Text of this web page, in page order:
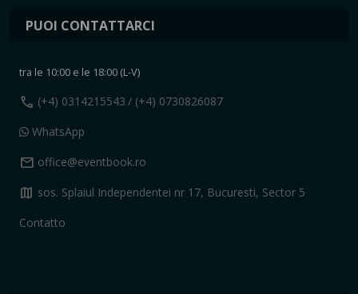
PUOI CONTATTARCI
tra le 10:00 e le 18:00 (L-V)
call (+4) 0314215543 / (+4) 0730826087
WhatsApp
mail office@eventbook.ro
map sos. Splaiul Independentei nr 17, Bucuresti, Sector 5
Contatto